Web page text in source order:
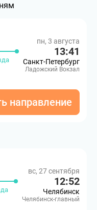
пн, 3 августа
13:41
Санкт-Петербург
Ладожский Вокзал
направление
вс, 27 сентября
12:52
Челябинск
Челябинск-главный